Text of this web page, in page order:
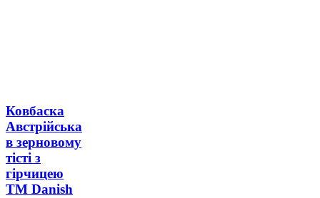
Ковбаска
Австрійська
в зерновому
тісті з
гірчицею
ТМ Danish